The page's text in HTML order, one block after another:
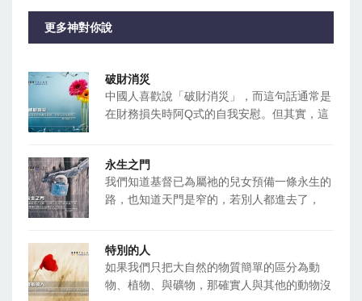
更多神對你說
破財消災
中國人喜歡說「破財消災」，而這句話通常是
在財務損失時阿Q式的自我安慰。但其實，這
永生之門
我們知道基督已為屬祂的兒女預備一條永生的
路，也知道天門是窄的，若別人都進去了，
特別的人
如果我們只把大自然的物質簡單的區分為動
物、植物、與礦物，那確實人與其他的動物沒